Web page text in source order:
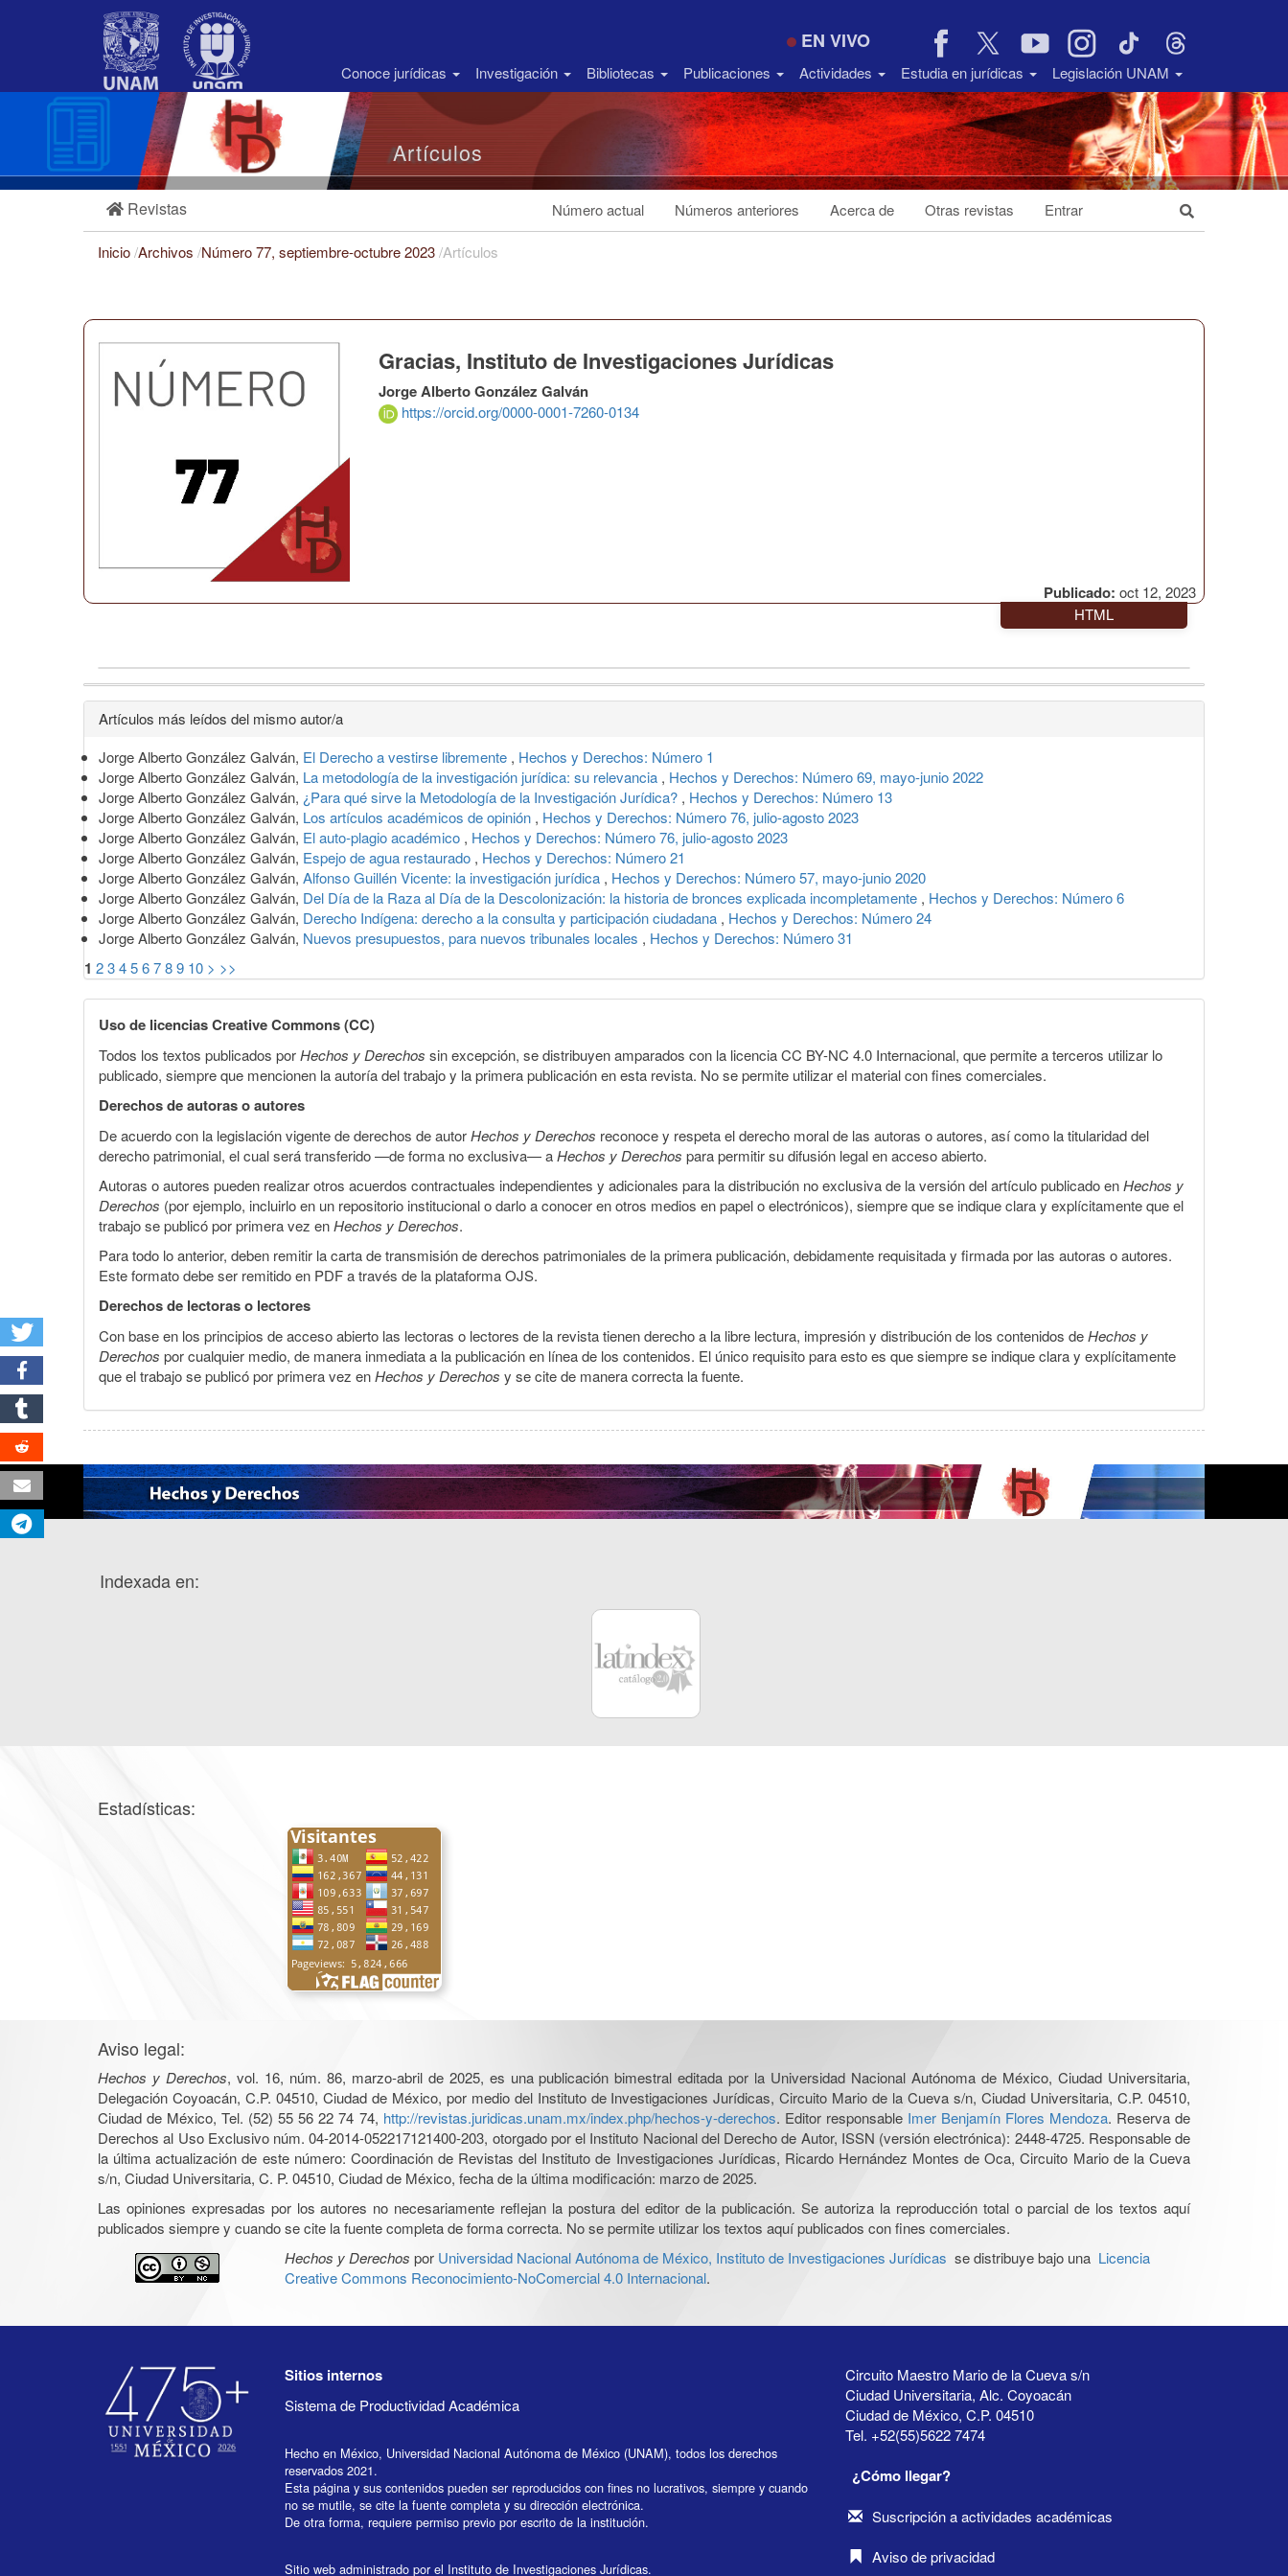
Barra
EN VIVO
Conoce jurídicas Investigación Bibliotecas Publicaciones Actividades Estudia en jurídicas Legislación UNAM
Artículos
Revistas Número actual Números anteriores Acerca de Otras revistas Entrar
Inicio/Archivos /Número 77, septiembre-octubre 2023/Artículos
Publicado: oct 12, 2023
Gracias, Instituto de Investigaciones Jurídicas
Jorge Alberto González Galván
https://orcid.org/0000-0001-7260-0134
HTML
Detalles
del
artículo
Artículos más leídos del mismo autor/a
Jorge Alberto González Galván, El Derecho a vestirse libremente , Hechos y Derechos: Número 1
Jorge Alberto González Galván, La metodología de la investigación jurídica: su relevancia , Hechos y Derechos: Número 69, mayo-junio 2022
Jorge Alberto González Galván, ¿Para qué sirve la Metodología de la Investigación Jurídica? , Hechos y Derechos: Número 13
Jorge Alberto González Galván, Los artículos académicos de opinión , Hechos y Derechos: Número 76, julio-agosto 2023
Jorge Alberto González Galván, El auto-plagio académico , Hechos y Derechos: Número 76, julio-agosto 2023
Jorge Alberto González Galván, Espejo de agua restaurado , Hechos y Derechos: Número 21
Jorge Alberto González Galván, Alfonso Guillén Vicente: la investigación jurídica , Hechos y Derechos: Número 57, mayo-junio 2020
Jorge Alberto González Galván, Del Día de la Raza al Día de la Descolonización: la historia de bronces explicada incompletamente , Hechos y Derechos: Número 6
Jorge Alberto González Galván, Derecho Indígena: derecho a la consulta y participación ciudadana , Hechos y Derechos: Número 24
Jorge Alberto González Galván, Nuevos presupuestos, para nuevos tribunales locales , Hechos y Derechos: Número 31
1 23456789 10 > >>
Uso de licencias Creative Commons (CC)
Todos los textos publicados porHechos y Derechos sin excepción, se distribuyen amparados con la licencia CC BY-NC 4.0 Internacional, que permite a terceros utilizar lo
publicado, siempre que mencionen la autoría del trabajo y la primera publicación en esta revista. No se permite utilizar el material con fines comerciales.
Derechos de autoras o autores
De acuerdo con la legislación vigente de derechos de autorHechos y Derechos reconoce y respeta el derecho moral de las autoras o autores, así como la titularidad del
derecho patrimonial, el cual será transferido —de forma no exclusiva— aHechos y Derechos para permitir su difusión legal en acceso abierto.
Autoras o autores pueden realizar otros acuerdos contractuales independientes y adicionales para la distribución no exclusiva de la versión del artículo publicado enHechos y
Derechos (por ejemplo, incluirlo en un repositorio institucional o darlo a conocer en otros medios en papel o electrónicos), siempre que se indique clara y explícitamente que el
trabajo se publicó por primera vez enHechos y Derechos.
Para todo lo anterior, deben remitir la carta de transmisión de derechos patrimoniales de la primera publicación, debidamente requisitada y firmada por las autoras o autores.
Este formato debe ser remitido en PDF a través de la plataforma OJS.
Derechos de lectoras o lectores
Con base en los principios de acceso abierto las lectoras o lectores de la revista tienen derecho a la libre lectura, impresión y distribución de los contenidos deHechos y
Derechos por cualquier medio, de manera inmediata a la publicación en línea de los contenidos. El único requisito para esto es que siempre se indique clara y explícitamente
que el trabajo se publicó por primera vez enHechos y Derechos y se cite de manera correcta la fuente.
Indexada en:
Estadísticas:
Aviso legal:
Hechos y Derechos, vol. 16, núm. 86, marzo-abril de 2025, es una publicación bimestral editada por la Universidad Nacional Autónoma de México, Ciudad Universitaria,
Delegación Coyoacán, C.P. 04510, Ciudad de México, por medio del Instituto de Investigaciones Jurídicas, Circuito Mario de la Cueva s/n, Ciudad Universitaria, C.P. 04510,
Ciudad de México, Tel. (52) 55 56 22 74 74, http://revistas.juridicas.unam.mx/index.php/hechos-y-derechos. Editor responsable Imer Benjamín Flores Mendoza. Reserva de
Derechos al Uso Exclusivo núm. 04-2014-052217121400-203, otorgado por el Instituto Nacional del Derecho de Autor, ISSN (versión electrónica): 2448-4725. Responsable de
la última actualización de este número: Coordinación de Revistas del Instituto de Investigaciones Jurídicas, Ricardo Hernández Montes de Oca, Circuito Mario de la Cueva
s/n, Ciudad Universitaria, C. P. 04510, Ciudad de México, fecha de la última modificación: marzo de 2025.
Las opiniones expresadas por los autores no necesariamente reflejan la postura del editor de la publicación. Se autoriza la reproducción total o parcial de los textos aquí
publicados siempre y cuando se cite la fuente completa de forma correcta. No se permite utilizar los textos aquí publicados con fines comerciales.
Hechos y Derechos por Universidad Nacional Autónoma de México, Instituto de Investigaciones Jurídicas se distribuye bajo una Licencia
Creative Commons Reconocimiento-NoComercial 4.0 Internacional.
Sitios internos
Sistema de Productividad Académica
Hecho en México, Universidad Nacional Autónoma de México (UNAM), todos los derechos
reservados 2021.
Esta página y sus contenidos pueden ser reproducidos con fines no lucrativos, siempre y cuando
no se mutile, se cite la fuente completa y su dirección electrónica.
De otra forma, requiere permiso previo por escrito de la institución.
Sitio web administrado por el Instituto de Investigaciones Jurídicas.
Circuito Maestro Mario de la Cueva s/n
Ciudad Universitaria, Alc. Coyoacán
Ciudad de México, C.P. 04510
Tel. +52(55)5622 7474
¿Cómo llegar?
Suscripción a actividades académicas
Aviso de privacidad